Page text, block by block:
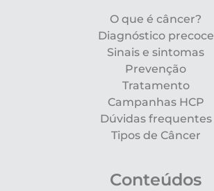
O que é câncer?
Diagnóstico precoce
Sinais e sintomas
Prevenção
Tratamento
Campanhas HCP
Dúvidas frequentes
Tipos de Câncer
Conteúdos